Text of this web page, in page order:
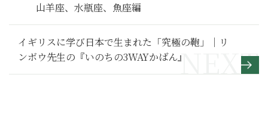
山羊座、水瓶座、魚座編
イギリスに学び日本で生まれた「究極の鞄」｜リ
ンボウ先生の『いのちの3WAYかばん』